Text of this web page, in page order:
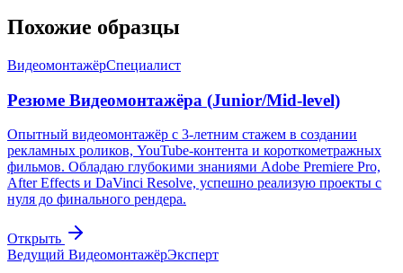
Похожие образцы
ВидеомонтажёрСпециалист
Резюме Видеомонтажёра (Junior/Mid-level)
Опытный видеомонтажёр с 3-летним стажем в создании
рекламных роликов, YouTube-контента и короткометражных
фильмов. Обладаю глубокими знаниями Adobe Premiere Pro,
After Effects и DaVinci Resolve, успешно реализую проекты с
нуля до финального рендера.
Открыть
Ведущий ВидеомонтажёрЭксперт